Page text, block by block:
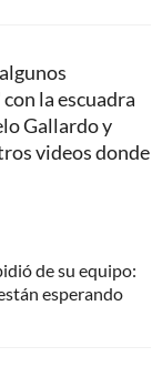
la escuadra
Gallardo y
videos donde
de su equipo:
esperando